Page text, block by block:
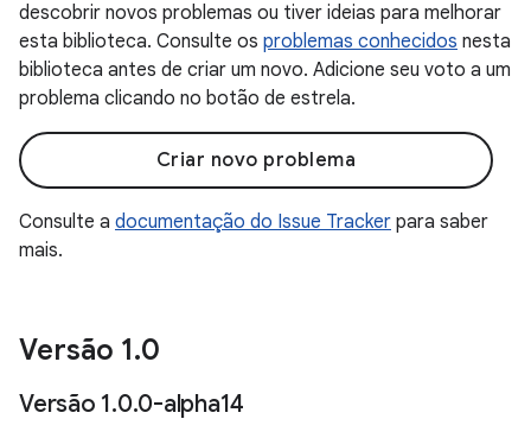
descobrir novos problemas ou tiver ideias para melhorar
esta biblioteca. Consulte os problemas conhecidos nesta
biblioteca antes de criar um novo. Adicione seu voto a um
problema clicando no botão de estrela.
Criar novo problema
Consulte a documentação do Issue Tracker para saber
mais.
Versão 1.0
Versão 1.0.0-alpha14